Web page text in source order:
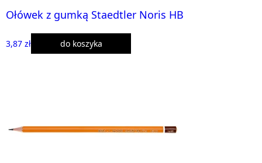
Ołówek z gumką Staedtler Noris HB
3,87 zł do koszyka